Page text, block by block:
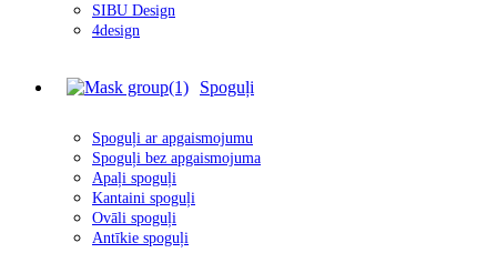
SIBU Design
4design
Spoguļi
Spoguļi ar apgaismojumu
Spoguļi bez apgaismojuma
Apaļi spoguļi
Kantaini spoguļi
Ovāli spoguļi
Antīkie spoguļi